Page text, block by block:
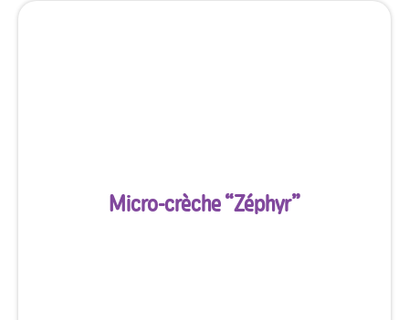
Micro-crèche “Zéphyr”